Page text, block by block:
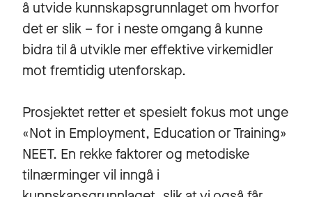
å utvide kunnskapsgrunnlaget om hvorfor
det er slik – for i neste omgang å kunne
bidra til å utvikle mer effektive virkemidler
mot fremtidig utenforskap.
Prosjektet retter et spesielt fokus mot unge
«Not in Employment, Education or Training»
NEET. En rekke faktorer og metodiske
tilnærminger vil inngå i